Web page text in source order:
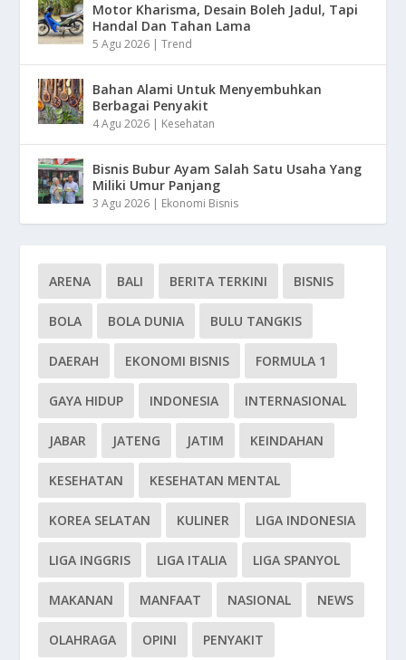
Motor Kharisma, Desain Boleh Jadul, Tapi
Handal Dan Tahan Lama
5 Agu 2026 |Trend
Bahan Alami Untuk Menyembuhkan
Berbagai Penyakit
4 Agu 2026 | Kesehatan
Bisnis Bubur Ayam Salah Satu Usaha Yang
Miliki Umur Panjang
3 Agu 2026 | Ekonomi Bisnis
ARENA BALI BERITA TERKINI BISNIS
BOLA BOLA DUNIA BULU TANGKIS
DAERAH EKONOMI BISNIS FORMULA 1
GAYA HIDUP INDONESIA INTERNASIONAL
JABAR JATENG JATIM KEINDAHAN
KESEHATAN KESEHATAN MENTAL
KOREA SELATAN KULINER LIGA INDONESIA
LIGA INGGRIS LIGA ITALIA LIGA SPANYOL
MAKANAN MANFAAT NASIONAL NEWS
OLAHRAGA OPINI PENYAKIT